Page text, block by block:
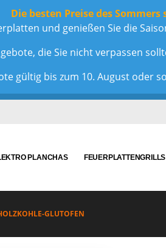
Die besten Preise des Sommers
und genießen Sie die
die Sie nicht verpassen
gültig bis zum 10. August oder
PLANCHAS FEUERPLATTENGRILLS
GLUTOFEN